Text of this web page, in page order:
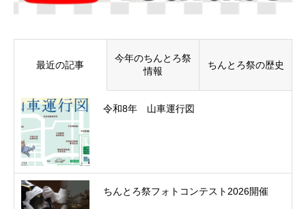
最近の記事
今年のちんとろ祭
情報
ちんとろ祭の歴史
令和8年 山車運行図
ちんとろ祭フォトコンテスト2026開催